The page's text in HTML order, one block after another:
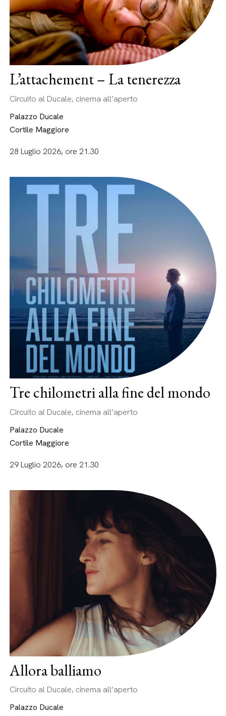
L’attachement – La tenerezza
Circuito al Ducale, cinema all’aperto
Palazzo Ducale
Cortile Maggiore
28 Luglio 2026, ore 21.30
Tre chilometri alla fine del mondo
Circuito al Ducale, cinema all’aperto
Palazzo Ducale
Cortile Maggiore
29 Luglio 2026, ore 21.30
Allora balliamo
Circuito al Ducale, cinema all’aperto
Palazzo Ducale